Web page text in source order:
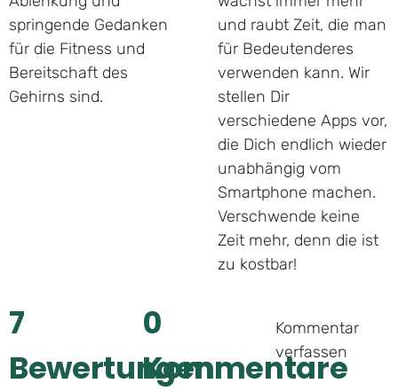
springende Gedanken
für die Fitness und
Bereitschaft des
Gehirns sind.
und raubt Zeit, die man
für Bedeutenderes
verwenden kann. Wir
stellen Dir
verschiedene Apps vor,
die Dich endlich wieder
unabhängig vom
Smartphone machen.
Verschwende keine
Zeit mehr, denn die ist
zu kostbar!
7
Bewertungen
0
Kommentare
Kommentar
verfassen